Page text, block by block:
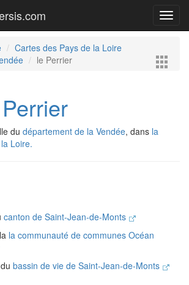
Cartes des Pays de la Loire
le Perrier
du département de la Vendée, dans la
Loire.
canton de Saint-Jean-de-Monts
la communauté de communes Océan
bassin de vie de Saint-Jean-de-Monts